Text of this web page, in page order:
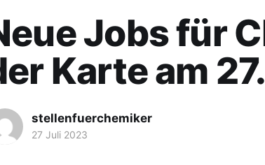
Jobs für
Karte am
stellenfuerchemiker
27 Juli 2023